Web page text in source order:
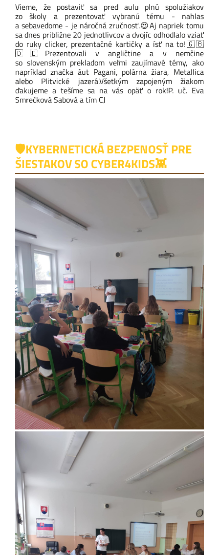
Vieme, že postaviť sa pred aulu plnú spolužiakov
zo školy a prezentovať vybranú tému - nahlas
a sebavedome - je náročná zručnosť.😍Aj napriek tomu
sa dnes približne 20 jednotlivcov a dvojíc odhodlalo vziať
do ruky clicker, prezentačné kartičky a ísť na to!🇬🇧
🇩🇪 Prezentovali v angličtine a v nemčine
so slovenským prekladom veľmi zaujímavé témy, ako
napríklad značka áut Pagani, polárna žiara, Metallica
alebo Plitvické jazerá.Všetkým zapojeným žiakom
ďakujeme a tešíme sa na vás opäť o rok!P. uč. Eva
Smrečková Sabováa tím CJ
🛡️KYBERNETICKÁ BEZPENOSŤ PRE
ŠIESTAKOV SO CYBER4KIDS👾